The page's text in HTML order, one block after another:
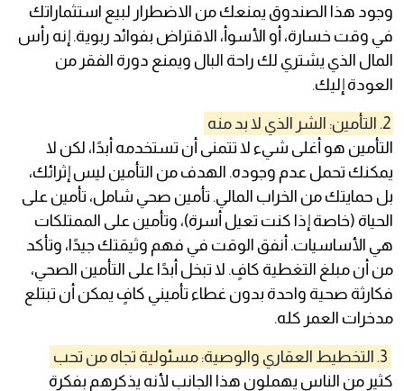
وجود هذا الصندوق يمنعك من الاضطرار لبيع استثماراتك
في وقت خسارة، أو الأسوأ، الاقتراض بفوائد ربوية. إنه رأس
المال الذي يشتري لك راحة البال ويمنع دورة الفقر من
العودة إليك.
2. التأمين: الشر الذي لا بد منه
التأمين هو أغلى شيء لا تتمنى أن تستخدمه أبدًا، لكن لا
يمكنك تحمل عدم وجوده. الهدف من التأمين ليس إثرائك،
بل حمايتك من الخراب المالي. تأمين صحي شامل، تأمين على
الحياة (خاصة إذا كنت تعيل أسرة)، وتأمين على الممتلكات
هي الأساسيات. أنفق الوقت في فهم وثيقتك جيدًا، وتأكد
من أن مبلغ التغطية كافٍ. لا تبخل أبدًا على التأمين الصحي،
فكارثة صحية واحدة بدون غطاء تأميني كافٍ يمكن أن تبتلع
مدخرات العمر كله.
3. التخطيط العقاري والوصية: مسئولية تجاه من تحب
كثير من الناس يهملون هذا الجانب لأنه يذكرهم بفكرة